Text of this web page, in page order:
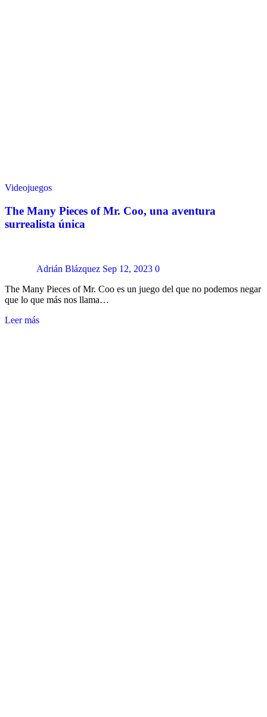
Videojuegos
The Many Pieces of Mr. Coo, una aventura
surrealista única
Adrián Blázquez Sep 12, 2023 0
The Many Pieces of Mr. Coo es un juego del que no podemos negar
que lo que más nos llama…
Leer más